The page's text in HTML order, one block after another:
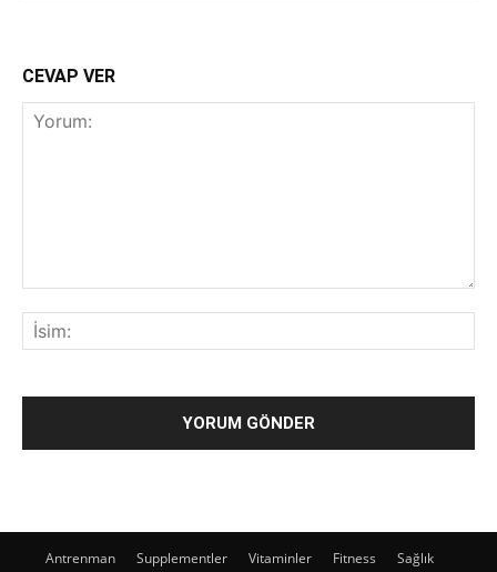
CEVAP VER
Antrenman Supplementler Vitaminler Fitness
Sağlık